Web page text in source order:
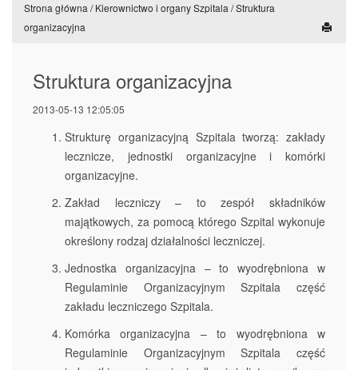
Strona główna /Kierownictwo i organy Szpitala /Struktura
organizacyjna
Struktura organizacyjna
2013-05-13 12:05:05
Strukturę organizacyjną Szpitala tworzą: zakłady
lecznicze, jednostki organizacyjne i komórki
organizacyjne.
Zakład leczniczy – to zespół składników
majątkowych, za pomocą którego Szpital wykonuje
określony rodzaj działalności leczniczej.
Jednostka organizacyjna – to wyodrębniona w
Regulaminie Organizacyjnym Szpitala część
zakładu leczniczego Szpitala.
Komórka organizacyjna – to wyodrębniona w
Regulaminie Organizacyjnym Szpitala część